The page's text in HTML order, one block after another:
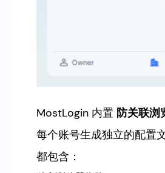
MostLogin 内置 防关联浏
每个账号生成独立的配置
都包含：